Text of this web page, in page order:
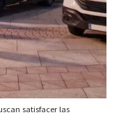
satisfacer las